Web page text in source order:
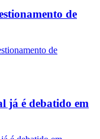
de
já é debatido em